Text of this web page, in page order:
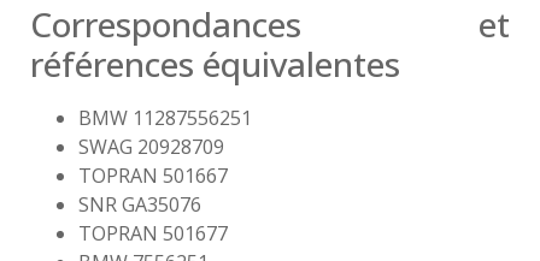
Correspondances et
références équivalentes
BMW 11287556251
SWAG 20928709
TOPRAN 501667
SNR GA35076
TOPRAN 501677